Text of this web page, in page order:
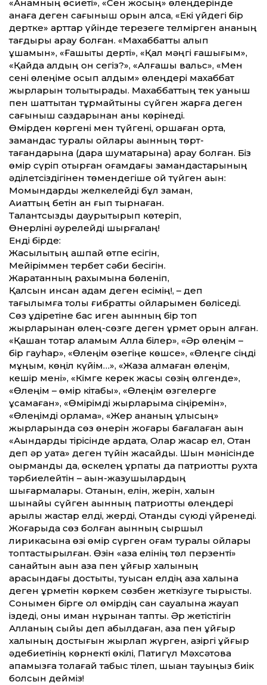
«Анамның өсие­ті», «Сен жоқсың» өлеңдерінде
анаға деген сағыныш орын алса, «Екі үйдегі бір
дертке» қарт­тар үйінде терезеге телмірген ананың
тағдыры арқау болған. «Махаббат­ты алып
ұшамын», «Ғашықтық дерті», «Қал мәңгі ғашығым»,
«Қайда қалдың он сегіз?», «Алғашқы вальс», «Мен
сені өлеңіме қосып алдым» өлеңдері махаббат
жырларын толықтырады. Махаббат­тың тек қуаныш
пен шат­тықтан тұрмайтыны сүйген жарға деген
сағыныш саздарынан анық көрінеді.
Өмірден көргені мен түйгені, қоршаған орта,
замандас туралы ойлары ақынның төрт­
тағандарына (дара шумақ­тарына) арқау болған. Біз
өмір сүріп отыр­ған қоғамдағы замандастарының
әділет­сіздігінен төмендегіше ой түйген ақын:
Момындарды желкелейді бұл заман,
Ақиқат­тың бетін қан ғып тырнаған.
Талантсызды даурықтырып көтеріп,
Өнерліні әурелейді шырғалаң!
Енді бірде:
Жақсылықтың ашпай өтпе есігін,
Мейіріммен тербет сәби бесігін.
Жаратқанның рахымына бөленіп,
Қалсын инсан адам деген есімің!, – деп
тағылымға толы ғибрат­ты ойларымен бөліседі.
Сөз құдіретіне бас иген ақынның бір топ
жырларынан өлең-сөзге деген құрмет орын алған.
«Қашан тоқтар қаламым Алла білер», «Әр өлеңім –
бір гауһар», «Өлеңім өзегіңе көшсе», «Өлеңге сіңді
мұңым, көңіл күйім…», «Жаза алмаған өлеңім,
кешір мені», «Кімге керек жақсы сөзің өлгенде»,
«Өлеңім – өмір кітабы», «Өлеңім өзгелерге
ұқсамаған», «Өмірімді жырларыма сіңіремін»,
«Өлеңімді қорлама», «Жер ананың ұлысың»
жырларында сөз өнерін жоғары бағалаған ақын
«Ақындарды тірісінде ардақта, Олар жасар ел, Отан
деп әр уақта» деген түйін жасайды. Шын мәнісінде
оқырманды да, өскелең ұрпақты да патриот­тық рухта
тәрбиелейтін – ақын-жазушылардың
шығармалары. Отанын, елін, жерін, халқын
шынайы сүйген ақынның патриот­тық өлеңдері
арқылы жастар елді, жерді, Отанды сүюді үйренеді.
Жоғарыда сөз болған ақынның сыр­шыл
лирикасына өзі өмір сүрген қоғам туралы ойлары
топтастырылған. Өзін «қазақ елінің төл перзенті»
санайтын ақын қазақ пен ұйғыр халқының
арасындағы достықты, туысқан елдің қазақ халқына
деген құрметін көркем сөзбен жеткізуге тырысты.
Сонымен бірге ол өмірдің сан сауалына жауап
іздеді, оны иман нұрынан тапты. Әр жетістігін
Алланың сыйы деп қабылдаған, қазақ пен ұйғыр
халқының достығын жырлап жүрген, қазіргі ұйғыр
әдебиетінің көрнекті өкілі, Патигүл Мәхсәтова
апамызға толағай табыс тілеп, шыққан тауыңыз биік
болсын дейміз!